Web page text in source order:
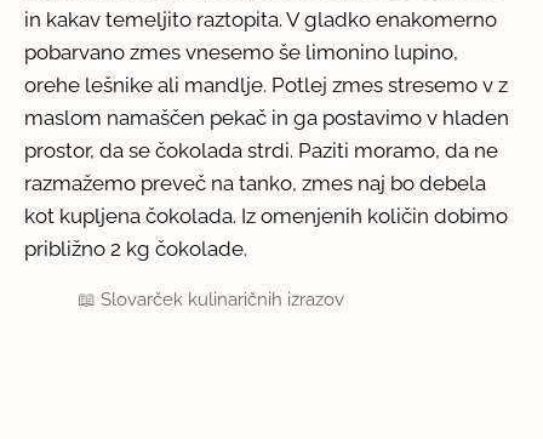
in kakav temeljito raztopita. V gladko enakomerno
pobarvano zmes vnesemo še limonino lupino,
orehe lešnike ali mandlje. Potlej zmes stresemo v z
maslom namaščen pekač in ga postavimo v hladen
prostor, da se čokolada strdi. Paziti moramo, da ne
razmažemo preveč na tanko, zmes naj bo debela
kot kupljena čokolada. Iz omenjenih količin dobimo
približno 2 kg čokolade.
📖Slovarček kulinaričnih izrazov